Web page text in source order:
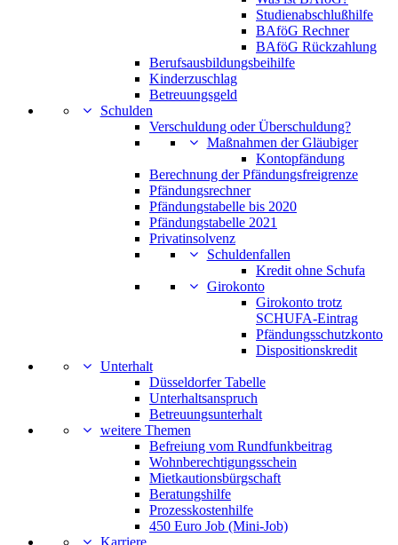
Studienabschlußhilfe
BAföG Rechner
BAföG Rückzahlung
Berufsausbildungsbeihilfe
Kinderzuschlag
Betreuungsgeld
Schulden
Verschuldung oder Überschuldung?
Maßnahmen der Gläubiger
Kontopfändung
Berechnung der Pfändungsfreigrenze
Pfändungsrechner
Pfändungstabelle bis 2020
Pfändungstabelle 2021
Privatinsolvenz
Schuldenfallen
Kredit ohne Schufa
Girokonto
Girokonto trotz
SCHUFA-Eintrag
Pfändungsschutzkonto
Dispositionskredit
Unterhalt
Düsseldorfer Tabelle
Unterhaltsanspruch
Betreuungsunterhalt
weitere Themen
Befreiung vom Rundfunkbeitrag
Wohnberechtigungsschein
Mietkautionsbürgschaft
Beratungshilfe
Prozesskostenhilfe
450 Euro Job (Mini-Job)
Karriere